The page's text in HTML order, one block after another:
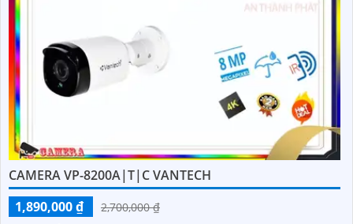
CAMERA VP-8200A|T|C VANTECH
1,890,000 ₫
2,700,000 ₫